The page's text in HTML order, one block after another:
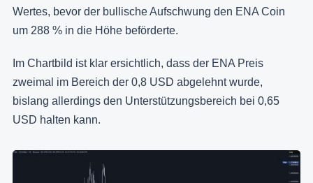
Wertes, bevor der bullische Aufschwung den ENA Coin
um 288 % in die Höhe beförderte.
Im Chartbild ist klar ersichtlich, dass der ENA Preis
zweimal im Bereich der 0,8 USD abgelehnt wurde,
bislang allerdings den Unterstützungsbereich bei 0,65
USD halten kann.